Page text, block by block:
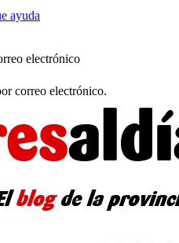
ayuda
electrónico
correo electrónico.